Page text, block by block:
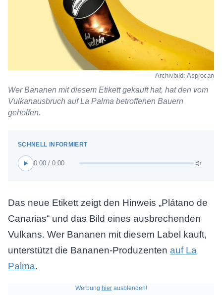
Archivbild: Asprocan
Wer Bananen mit diesem Etikett gekauft hat, hat den vom
Vulkanausbruch auf La Palma betroffenen Bauern
geholfen.
0:00 / 0:00
Das neue Etikett zeigt den Hinweis „Plátano de
Canarias“ und das Bild eines ausbrechenden
Vulkans. Wer Bananen mit diesem Label kauft,
unterstützt die Bananen-Produzenten auf La
Palma.
Werbung hierausblenden!